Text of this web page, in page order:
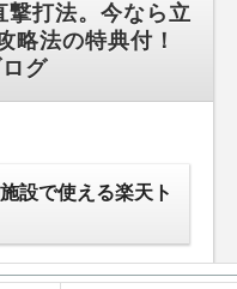
撃打法。今なら立
略法の特典付！
グ
設で使える楽天ト